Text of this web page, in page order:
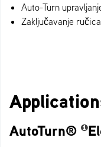
Auto-Turn
Zaključavanje
AutoTurn®